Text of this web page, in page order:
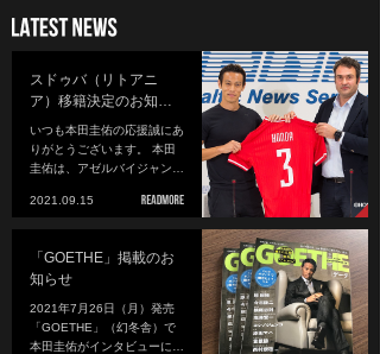
スドゥバ（リトアニ
ア）移籍決定のお知…
いつも本田圭佑の応援誠にあ
りがとうございます。 本田
圭佑は、アゼルバイジャン…
2021.09.15
「GOETHE」掲載のお
知らせ
2021年7月26日（月）発売
「GOETHE」（幻冬舎）で
本田圭佑がインタビューに…